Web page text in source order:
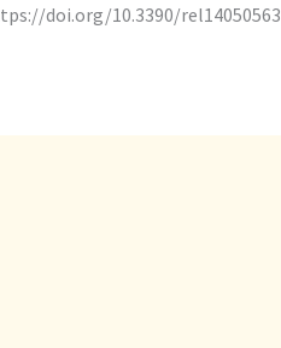
doi.org/10.3390/rel14050563